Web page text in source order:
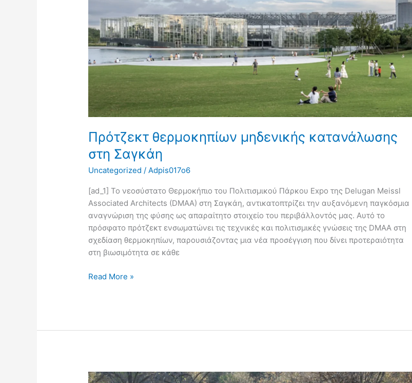
Πρότζεκτ θερμοκηπίων μηδενικής κατανάλωσης
στη Σαγκάη
Uncategorized /Adpis017o6
[ad_1] Το νεοσύστατο Θερμοκήπιο του Πολιτισμικού Πάρκου Expo της Delugan Meissl
Associated Architects (DMAA) στη Σαγκάη, αντικατοπτρίζει την αυξανόμενη παγκόσμια
αναγνώριση της φύσης ως απαραίτητο στοιχείο του περιβάλλοντός μας. Αυτό το
πρόσφατο πρότζεκτ ενσωματώνει τις τεχνικές και πολιτισμικές γνώσεις της DMAA στη
σχεδίαση θερμοκηπίων, παρουσιάζοντας μια νέα προσέγγιση που δίνει προτεραιότητα
στη βιωσιμότητα σε κάθε
Read More »
Το